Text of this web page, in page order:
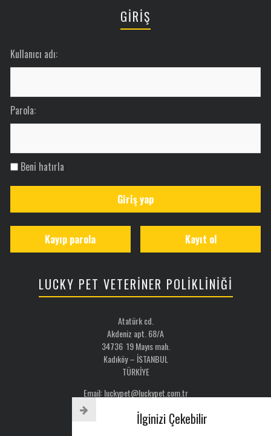
İlginizi Çekebilir
GİRİŞ
Kullanıcı adı:
Parola:
Beni hatırla
Giriş yap
Kayıt ol
Kayıp parola
LUCKY PET VETERİNER POLİKLİNİĞİ
Atatürk cd.
Akdeniz apt. 68/A
34736 19 Mayıs mah.
Kadıköy – İSTANBUL
TÜRKİYE
Email: luckypet@luckypet.com.tr
Sosyal Medya: @luckypetveterinerklinigi